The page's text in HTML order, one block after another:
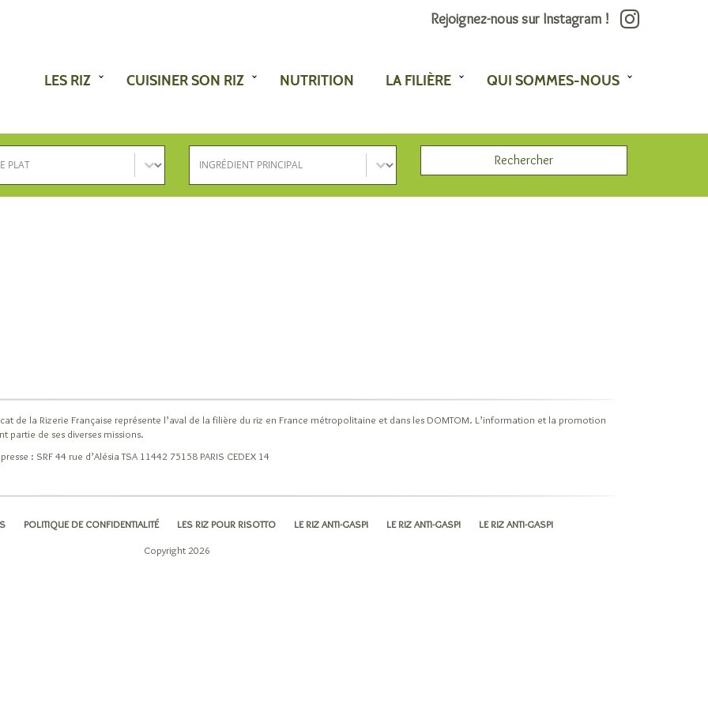
Rejoignez-nous sur Instagram !
LES RIZ CUISINER SON RIZ NUTRITION LA FILIÈRE QUI SOMMES-NOUS
Ingrédient principal Rechercher
de la Rizerie Française représente l’aval de la filière du riz en France métropolitaine et dans les DOMTOM. L’information et la promotion
partie de ses diverses missions.
: SRF 44 rue d’Alésia TSA 11442 75158 PARIS CEDEX 14
POLITIQUE DE CONFIDENTIALITÉ LES RIZ POUR RISOTTO LE RIZ ANTI-GASPI LE RIZ ANTI-GASPI LE RIZ ANTI-GASPI
Copyright 2026